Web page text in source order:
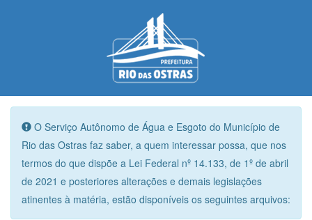
O Serviço Autônomo de Água e Esgoto do Município de
Rio das Ostras faz saber, a quem interessar possa, que nos
termos do que dispõe a Lei Federal nº 14.133, de 1º de abril
de 2021 e posteriores alterações e demais legislações
atinentes à matéria, estão disponíveis os seguintes arquivos: